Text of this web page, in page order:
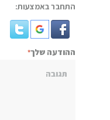
התחבר באמצעות:
ההודעה שלך